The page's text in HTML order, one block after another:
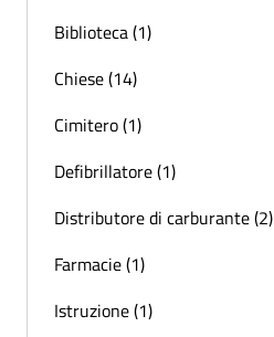
Biblioteca (1)
Chiese (14)
Cimitero (1)
Defibrillatore (1)
Distributore di carburante (2)
Farmacie (1)
Istruzione (1)